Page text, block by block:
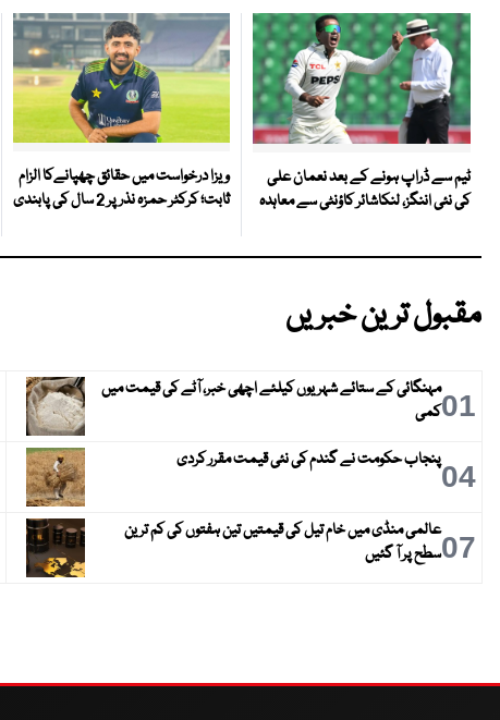
ٹیم سے ڈراپ ہونے کے بعد نعمان علی
کی نئی اننگز، لنکاشائر کاؤنٹی سے معاہدہ
ویزا درخواست میں حقائق چھپانےکا الزام
ثابت؛ کرکٹر حمزہ نذر پر 2 سال کی پابندی
مقبول ترین خبریں
01مہنگائی کے ستائے شہریوں کیلئے اچھی خبر، آٹے کی قیمت میں
کمی
04پنجاب حکومت نے گندم کی نئی قیمت مقرر کردی
07عالمی منڈی میں خام تیل کی قیمتیں تین ہفتوں کی کم ترین
سطح پر آ گئیں